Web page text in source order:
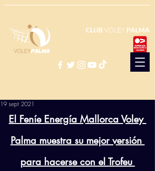
CLUBVOLEY PALMA
19 sept 2021
El Feníe Energía Mallorca Voley
Palma muestra su mejor versión
para hacerse con el Trofeu